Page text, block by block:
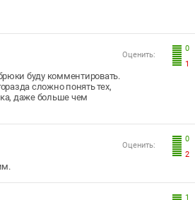
0
1
Оценить:
буду комментировать.
сложно понять тех,
даже больше чем
0
2
Оценить:
1